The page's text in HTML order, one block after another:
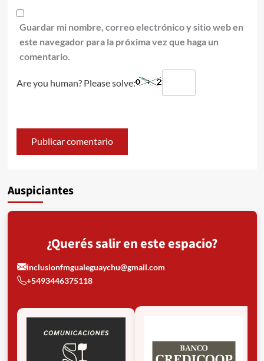
Guardar mi nombre, correo electrónico y sitio web en
este navegador para la próxima vez que haga un
comentario.
Are you human? Please solve:
Auspiciantes
¿Querés salir en este espacio?
inclusionfmgualeguaychu@gmail.com
+5493446375118